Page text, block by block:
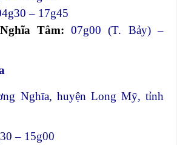
– 17g45
Tâm: 07g00 (T. Bảy) –
Nghĩa, huyện Long Mỹ, tỉnh
– 15g00